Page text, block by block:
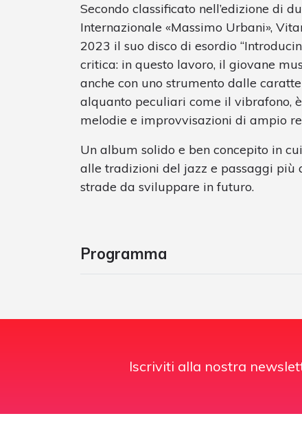
Secondo classificato nell’edizione di
Internazionale «Massimo Urbani»,
2023 il suo disco di esordio
critica: in questo lavoro, il giovane
anche con uno strumento dalle
alquanto peculiari come il vibrafono,
melodie e improvvisazioni di ampio
Un album solido e ben concepito in
alle tradizioni del jazz e passaggi più
strade da sviluppare in futuro.
Programma
Iscriviti alla nostra